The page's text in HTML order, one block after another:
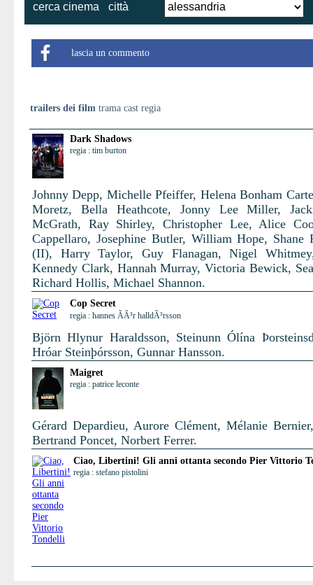
cerca cinema città
lascia un commento
trailers dei film trama cast regia
Dark Shadows
regia : tim burton
Johnny Depp, Michelle Pfeiffer, Helena Bonham
Moretz, Bella Heathcote, Jonny Lee Miller,
McGrath, Ray Shirley, Christopher Lee, Alice
Cappellaro, Josephine Butler, William Hope, Shane
(II), Harry Taylor, Guy Flanagan, Nigel
Kennedy Clark, Hannah Murray, Victoria Bewick,
Richard Hollis, Michael Shannon.
Cop Secret
regia : hannes ÃÃ³r halldÃ³rsson
Björn Hlynur Haraldsson, Steinunn Ólína
Hróar Steinþórsson, Gunnar Hansson.
Maigret
regia : patrice leconte
Gérard Depardieu, Aurore Clément, Mélanie
Bertrand Poncet, Norbert Ferrer.
Ciao, Libertini! Gli anni ottanta secondo Pier Vittorio
regia : stefano pistolini